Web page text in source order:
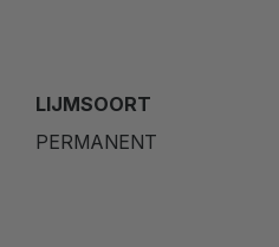
LIJMSOORT
PERMANENT